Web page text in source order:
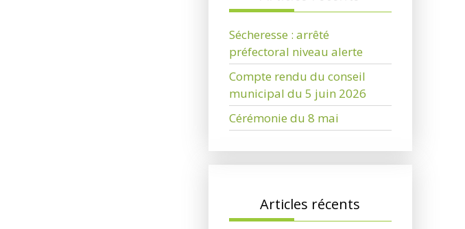
Sécheresse : arrêté
préfectoral niveau alerte
Compte rendu du conseil
municipal du 5 juin 2026
Cérémonie du 8 mai
Articles récents